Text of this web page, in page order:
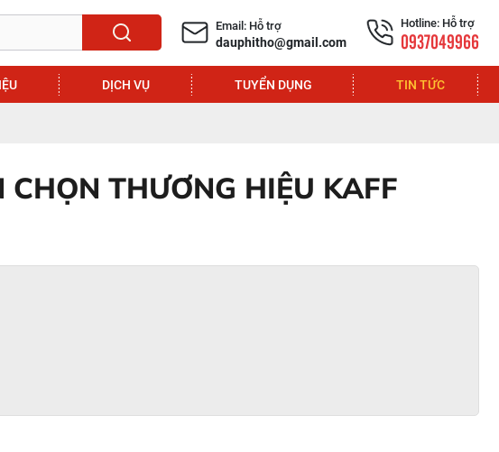
Email: Hỗ trợ
dauphitho@gmail.com
Hotline: Hỗ trợ
0937049966
DỊCH VỤ TUYỂN DỤNG TIN TỨC
THƯƠNG HIỆU KAFF